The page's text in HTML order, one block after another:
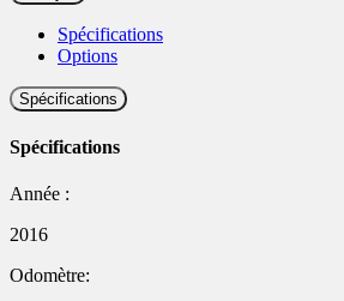
Spécifications
Options
Spécifications
Spécifications
Année :
2016
Odomètre: